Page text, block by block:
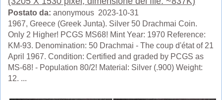
Postato da: anonymous 2023-10-31
1967, Greece (Greek Junta). Silver 50 Drachmai Coin.
Only 2 Higher! PCGS MS68! Mint Year: 1970 Reference:
KM-93. Denomination: 50 Drachmai - The coup d'état of 21
April 1967. Condition: Certified and graded by PCGS as
MS-68! - Population 80/2! Material: Silver (.900) Weight:
12. ...